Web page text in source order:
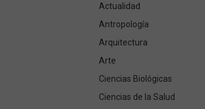
Actualidad
Antropología
Arquitectura
Arte
Ciencias Biológicas
Ciencias de la Salud